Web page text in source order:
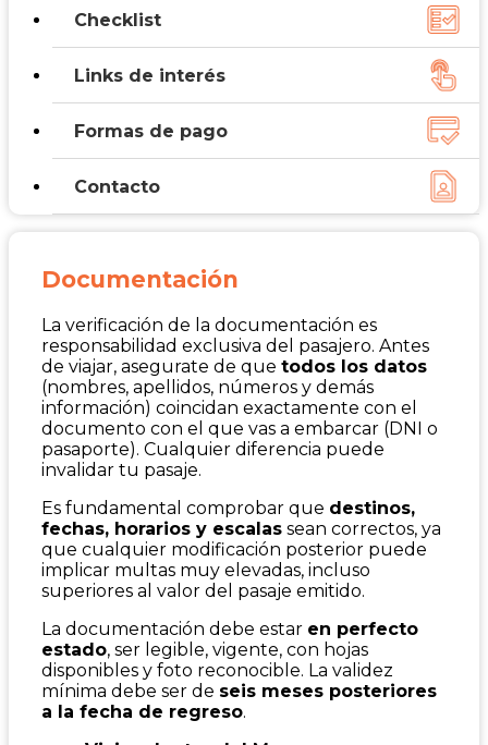
Checklist
Links de interés
Formas de pago
Contacto
Documentación
La verificación de la documentación es
responsabilidad exclusiva del pasajero. Antes
de viajar, asegurate de que todos los datos
(nombres, apellidos, números y demás
información) coincidan exactamente con el
documento con el que vas a embarcar (DNI o
pasaporte). Cualquier diferencia puede
invalidar tu pasaje.
Es fundamental comprobar que destinos,
fechas, horarios y escalas sean correctos, ya
que cualquier modificación posterior puede
implicar multas muy elevadas, incluso
superiores al valor del pasaje emitido.
La documentación debe estar en perfecto
estado, ser legible, vigente, con hojas
disponibles y foto reconocible. La validez
mínima debe ser de seis meses posteriores
a la fecha de regreso.